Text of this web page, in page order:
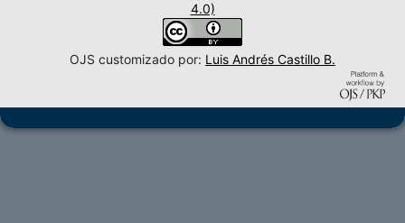
4.0)
OJS customizado por: Luis Andrés Castillo B.